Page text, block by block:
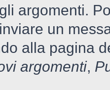
argomenti.
un
alla pagina
argomenti,